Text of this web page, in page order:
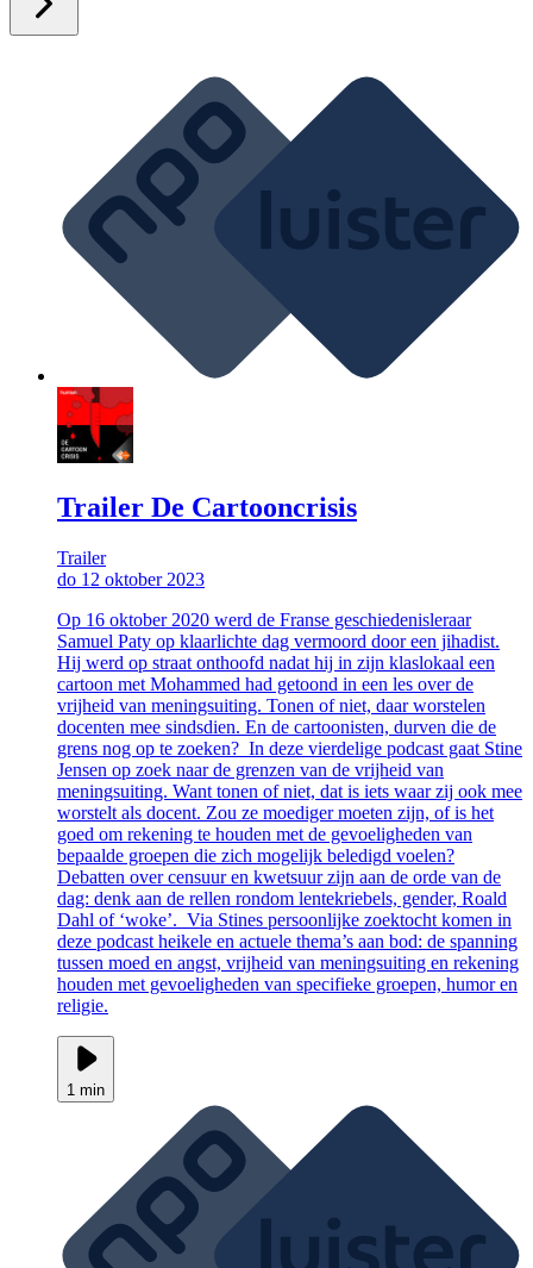
Trailer De Cartooncrisis
Trailer
do 12 oktober 2023
Op 16 oktober 2020 werd de Franse geschiedenisleraar
Samuel Paty op klaarlichte dag vermoord door een jihadist.
Hij werd op straat onthoofd nadat hij in zijn klaslokaal een
cartoon met Mohammed had getoond in een les over de
vrijheid van meningsuiting. Tonen of niet, daar worstelen
docenten mee sindsdien. En de cartoonisten, durven die de
grens nog op te zoeken? In deze vierdelige podcast gaat Stine
Jensen op zoek naar de grenzen van de vrijheid van
meningsuiting. Want tonen of niet, dat is iets waar zij ook mee
worstelt als docent. Zou ze moediger moeten zijn, of is het
goed om rekening te houden met de gevoeligheden van
bepaalde groepen die zich mogelijk beledigd voelen?
Debatten over censuur en kwetsuur zijn aan de orde van de
dag: denk aan de rellen rondom lentekriebels, gender, Roald
Dahl of ‘woke’. Via Stines persoonlijke zoektocht komen in
deze podcast heikele en actuele thema’s aan bod: de spanning
tussen moed en angst, vrijheid van meningsuiting en rekening
houden met gevoeligheden van specifieke groepen, humor en
religie.
1 min